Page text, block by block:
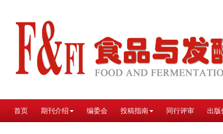
首页 期刊介绍 编委会 投稿指南 同行评审 出版